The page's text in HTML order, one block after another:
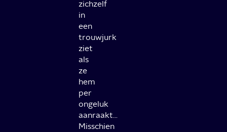
zichzelf
in
een
trouwjurk
ziet
als
ze
hem
per
ongeluk
aanraakt…
Misschien